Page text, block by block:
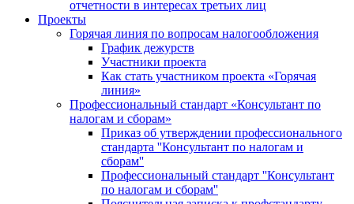
отчетности в интересах третьих лиц
Проекты
Горячая линия по вопросам налогообложения
График дежурств
Участники проекта
Как стать участником проекта «Горячая
линия»
Профессиональный стандарт «Консультант по
налогам и сборам»
Приказ об утверждении профессионального
стандарта ''Консультант по налогам и
сборам''
Профессиональный стандарт ''Консультант
по налогам и сборам''